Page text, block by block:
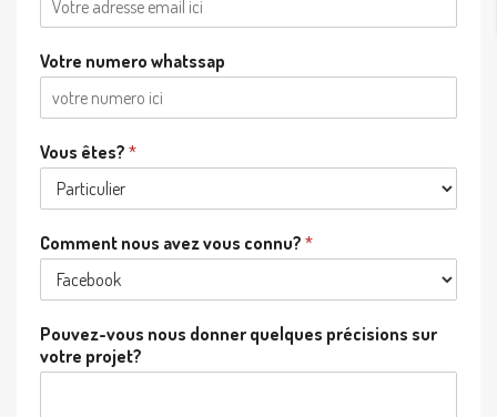
Votre numero whatssap
Vous êtes? *
Comment nous avez vous connu? *
Pouvez-vous nous donner quelques précisions sur
votre projet?